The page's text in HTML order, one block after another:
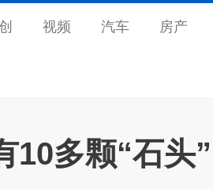
视频 汽车 房产
10多颗“石头”